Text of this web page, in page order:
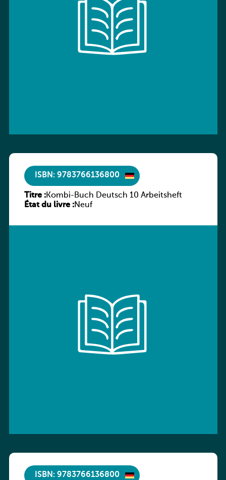
ISBN: 9783766136800
Titre :Kombi-Buch Deutsch 10 Arbeitsheft
État du livre :Neuf
ISBN: 9783766136800